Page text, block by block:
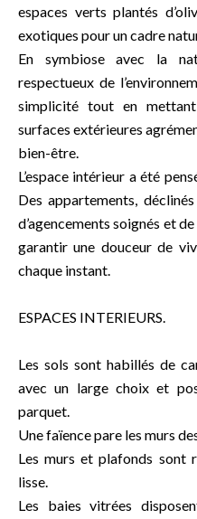
espaces verts plantés
exotiques pour un cadre
En symbiose avec la
respectueux de
simplicité tout en
surfaces extérieures
bien-être.
L’espace intérieur a été
Des appartements,
d’agencements soignés et
garantir une douceur de
chaque instant.
ESPACES INTERIEURS.
Les sols sont habillés de
avec un large choix et
parquet.
Une faïence pare les murs
Les murs et plafonds sont
lisse.
Les baies vitrées